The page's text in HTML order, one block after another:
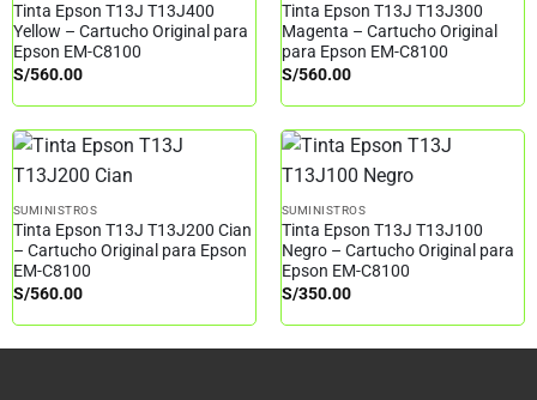
Tinta Epson T13J T13J400
Yellow – Cartucho Original para
Epson EM-C8100
S/560.00
Tinta Epson T13J T13J300
Magenta – Cartucho Original
para Epson EM-C8100
S/560.00
SUMINISTROS
Tinta Epson T13J T13J200 Cian
– Cartucho Original para Epson
EM-C8100
S/560.00
SUMINISTROS
Tinta Epson T13J T13J100
Negro – Cartucho Original para
Epson EM-C8100
S/350.00